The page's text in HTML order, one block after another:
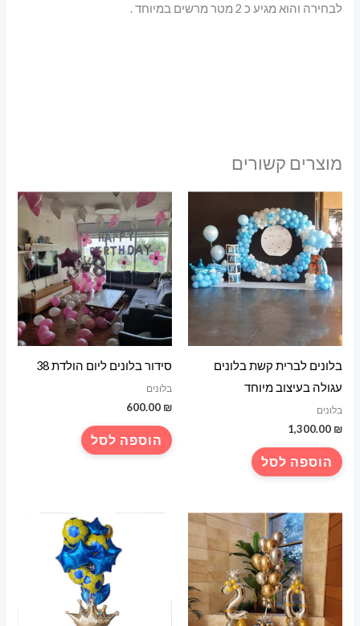
לבחירה והוא מגיע כ 2 מטר מרשים במיוחד .
מוצרים קשורים
בלונים לברית קשת בלונים
עגולה בעיצוב מיוחד
בלונים
1,300.00 ₪
הוספה לסל
סידור בלונים ליום הולדת 38
בלונים
600.00 ₪
הוספה לסל